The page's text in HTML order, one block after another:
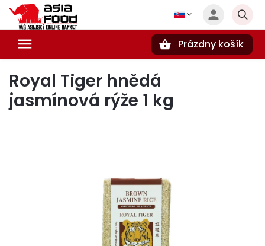
Prázdny košík
Royal Tiger hnědá
jasmínová rýže 1 kg